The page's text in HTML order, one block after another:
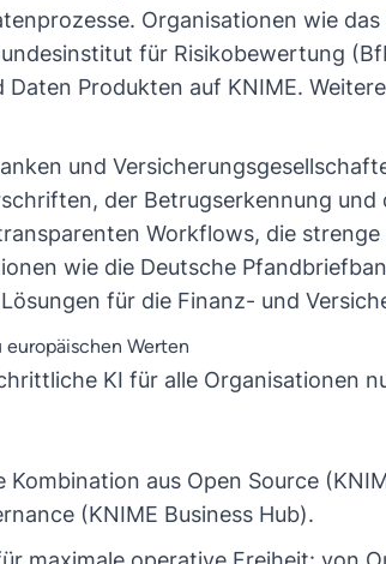
Organisationen wie
für Risikobewertung
Daten Produkten auf KNIME.
und
der Betrugserkennung und
Workflows, die
wie die Deutsche
für die Finanz- und
Werten
KI für alle Organisationen
Kombination aus Open Source
(KNIME Business Hub).